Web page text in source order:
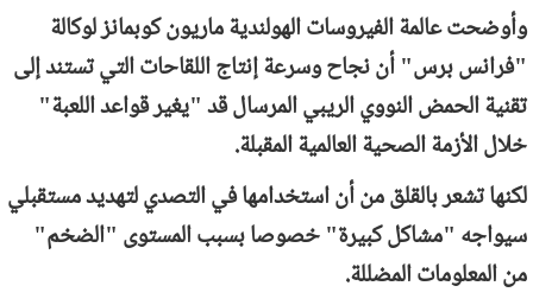
وأوضحت عالمة الفيروسات الهولندية ماريون كوبمانز لوكالة
"فرانس برس" أن نجاح وسرعة إنتاج اللقاحات التي تستند إلى
تقنية الحمض النووي الريبي المرسال قد "يغير قواعد اللعبة"
خلال الأزمة الصحية العالمية المقبلة.
لكنها تشعر بالقلق من أن استخدامها في التصدي لتهديد مستقبلي
سيواجه "مشاكل كبيرة" خصوصا بسبب المستوى "الضخم"
من المعلومات المضللة.